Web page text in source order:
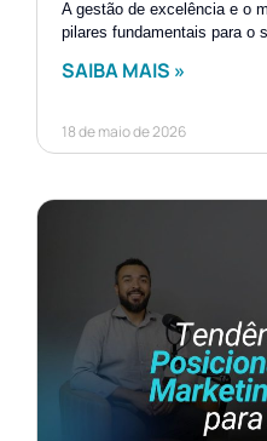
A gestão de excelência e o
pilares fundamentais para o
SAIBA MAIS »
18 de maio de 2026